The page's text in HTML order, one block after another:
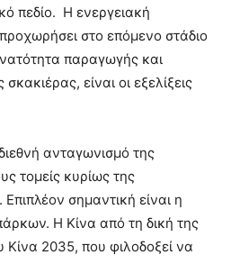
πεδίο. Η ενεργειακή
στο επόμενο στάδιο
παραγωγής και
είναι οι εξελίξεις
ανταγωνισμό της
τομείς κυρίως της
σημαντική είναι η
Η Κίνα από τη δική της
Κίνα 2035, που φιλοδοξεί να